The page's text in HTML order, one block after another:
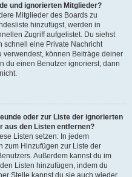
und ignorierten Mitglieder?
Mitglieder des Boards zu
hinzufügst, werden in
Zugriff aufgelistet. Du siehst
schnell eine Private Nachricht
verwendest, können Beiträge deiner
du einen Benutzer ignorierst, dann
oder zur Liste der ignorierten
aus den Listen entfernen?
Listen setzen: In jedem
zum Hinzufügen zur Liste der
Außerdem kannst du im
Listen hinzufügen, indem du
Stelle kannst du sie auch wieder